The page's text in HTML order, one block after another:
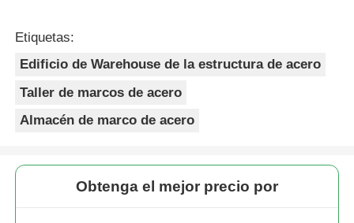
Etiquetas:
Edificio de Warehouse de la estructura de acero
Taller de marcos de acero
Almacén de marco de acero
Obtenga el mejor precio por